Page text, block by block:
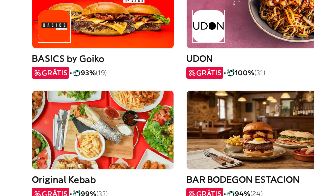
BASICS by Goiko
GRÁTIS 93%(19)
UDON
GRÁTIS 100%(31)
Original Kebab
GRÁTIS 99%(33)
BAR BODEGON ESTACION
GRÁTIS 94%(24)